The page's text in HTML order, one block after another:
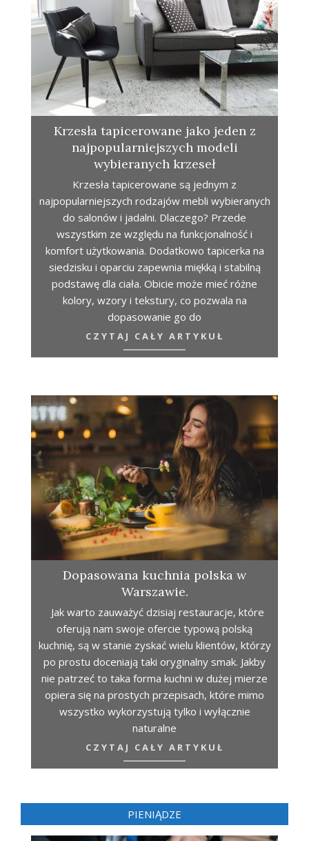
Krzesła tapicerowane jako jeden z
najpopularniejszych modeli
wybieranych krzeseł
Krzesła tapicerowane są jednym z
najpopularniejszych rodzajów mebli wybieranych
do salonów i jadalni. Dlaczego? Przede
wszystkim ze względu na funkcjonalność i
komfort użytkowania. Dodatkowo tapicerka na
siedzisku i oparciu zapewnia miękką i stabilną
podstawę dla ciała. Obicie może mieć różne
kolory, wzory i tekstury, co pozwala na
dopasowanie go do
CZYTAJ CAŁY ARTYKUŁ
Dopasowana kuchnia polska w
Warszawie.
Jak warto zauważyć dzisiaj restauracje, które
oferują nam swoje ofercie typową polską
kuchnię, są w stanie zyskać wielu klientów, którzy
po prostu doceniają taki oryginalny smak. Jakby
nie patrzeć to taka forma kuchni w dużej mierze
opiera się na prostych przepisach, które mimo
wszystko wykorzystują tylko i wyłącznie
naturalne
CZYTAJ CAŁY ARTYKUŁ
PIENIĄDZE